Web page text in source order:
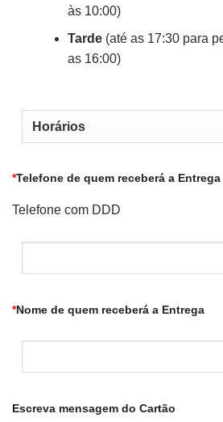
às 10:00)
Tarde(até as 17:30 para
as 16:00)
*Telefone de quem receberá a Entrega
Telefone com DDD
*Nome de quem receberá a Entrega
Escreva mensagem do Cartão